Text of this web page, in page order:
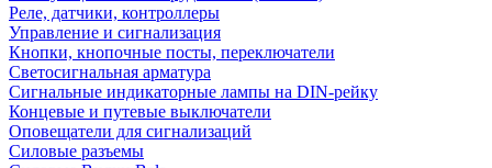
Реле, датчики, контроллеры
Управление и сигнализация
Кнопки, кнопочные посты, переключатели
Светосигнальная арматура
Сигнальные индикаторные лампы на DIN-рейку
Концевые и путевые выключатели
Оповещатели для сигнализаций
Силовые разъемы